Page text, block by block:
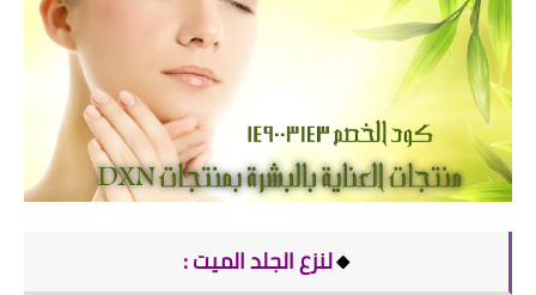
🔸لنزع الجلد الميت :